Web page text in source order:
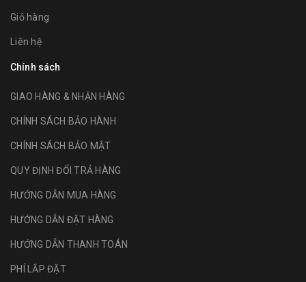
Giỏ hàng
Liên hệ
Chính sách
GIAO HÀNG & NHẬN HÀNG
CHÍNH SÁCH BẢO HÀNH
CHÍNH SÁCH BẢO MẬT
QUY ĐỊNH ĐỔI TRẢ HÀNG
HƯỚNG DẪN MUA HÀNG
HƯỚNG DẪN ĐẶT HÀNG
HƯỚNG DẪN THANH TOÁN
PHÍ LẮP ĐẶT